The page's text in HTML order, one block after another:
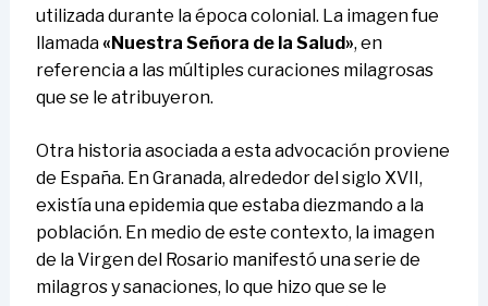
utilizada durante la época colonial. La imagen fue
llamada«Nuestra Señora de la Salud», en
referencia a las múltiples curaciones milagrosas
que se le atribuyeron.
Otra historia asociada a esta advocación proviene
de España. En Granada, alrededor del siglo XVII,
existía una epidemia que estaba diezmando a la
población. En medio de este contexto, la imagen
de la Virgen del Rosario manifestó una serie de
milagros y sanaciones, lo que hizo que se le